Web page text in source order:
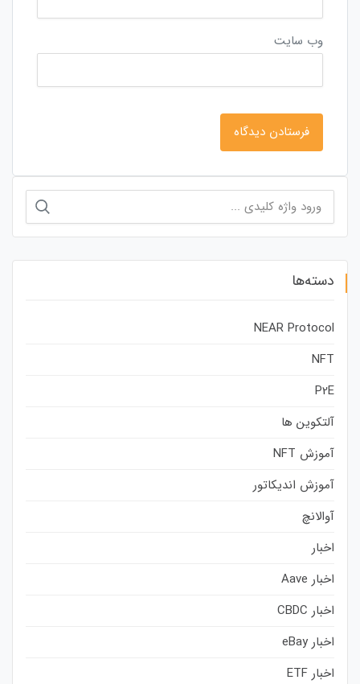
وب‌ سایت
برای:
دسته‌ها
NEAR Protocol
NFT
P2E
آلتکوین ها
آموزش NFT
آموزش اندیکاتور
آوالانچ
اخبار
اخبار Aave
اخبار CBDC
اخبار eBay
اخبار ETF